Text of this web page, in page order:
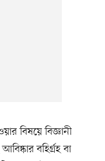
বিষয়ে বিজ্ঞানী
বহির্গ্রহ বা